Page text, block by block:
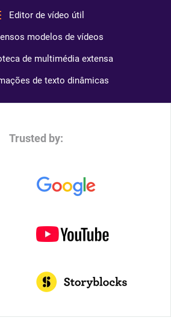
Editor de vídeo útil
modelos de vídeos
de multimédia extensa
de texto dinâmicas
Trusted by: